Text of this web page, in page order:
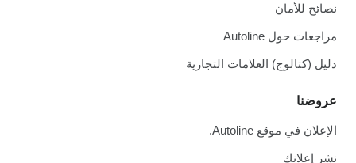
نصائح للأمان
مراجعات حول Autoline
دليل (كتالوج) العلامات التجارية
عروضنا
الإعلان في موقع Autoline.
نشر إعلانك